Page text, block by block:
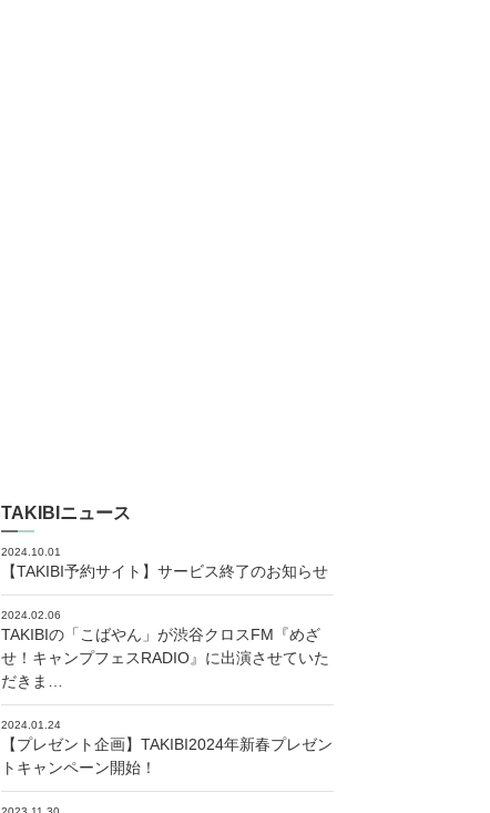
TAKIBIニュース
2024.10.01
【TAKIBI予約サイト】サービス終了のお知らせ
2024.02.06
TAKIBIの「こばやん」が渋谷クロスFM『めざ
せ！キャンプフェスRADIO』に出演させていた
だきま…
2024.01.24
【プレゼント企画】TAKIBI2024年新春プレゼン
トキャンペーン開始！